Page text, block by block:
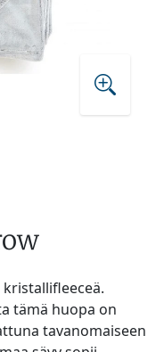
tämä huopa on
tavanomaiseen